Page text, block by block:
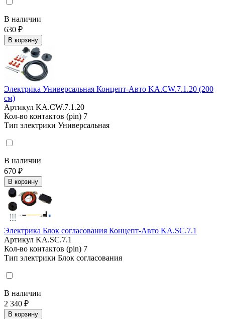
В наличии
630 ₽
В корзину
Электрика Универсальная Концепт-Авто KA.CW.7.1.20 (200
см)
Артикул KA.CW.7.1.20
Кол-во контактов (pin) 7
Тип электрики Универсальная
В наличии
670 ₽
В корзину
Электрика Блок согласования Концепт-Авто KA.SC.7.1
Артикул KA.SC.7.1
Кол-во контактов (pin) 7
Тип электрики Блок согласования
В наличии
2 340 ₽
В корзину